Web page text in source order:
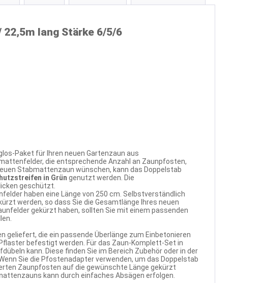
lang Stärke 6/5/6
Paket für Ihren neuen Gartenzaun aus
die entsprechende Anzahl an Zaunpfosten,
Stabmattenzaun wünschen, kann das Doppelstab
in Grün genutzt werden. Die
geschützt.
haben eine Länge von 250 cm. Selbstverständlich
werden, so dass Sie die Gesamtlänge Ihres neuen
gekürzt haben, sollten Sie mit einem passenden
die ein passende Überlänge zum Einbetonieren
befestigt werden. Für das Zaun-Komplett-Set in
kann. Diese finden Sie im Bereich Zubehör oder in der
Sie die Pfostenadapter verwenden, um das Doppelstab
Zaunpfosten auf die gewünschte Länge gekürzt
kann durch einfaches Absägen erfolgen.